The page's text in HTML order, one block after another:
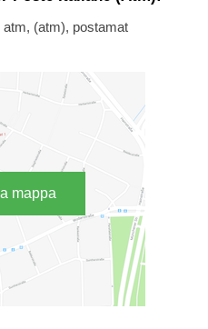
atm, (atm), postamat
mappa